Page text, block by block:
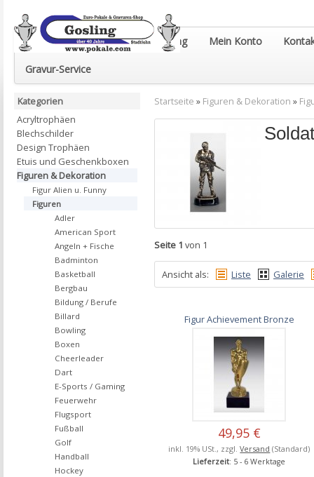
Euro-Pokale & Gravur-Shop Gosling Mein Konto
Gravur-Service
Startseite » Figuren & Dekoration »
Soldat
Seite 1 von 1
Ansicht als: Liste Galerie
Figur Achievement Bronze
49,95 €
inkl. 19% USt., zzgl.Versand (Standard)
Lieferzeit: 5 - 6 Werktage
Kategorien
Acryltrophäen
Blechschilder
Design Trophäen
Etuis und Geschenkboxen
Figuren & Dekoration
Figur Alien u. Funny
Figuren
Adler
American Sport
Angeln + Fische
Badminton
Basketball
Bergbau
Bildung / Berufe
Billard
Bowling
Boxen
Cheerleader
Dart
E-Sports / Gaming
Feuerwehr
Flugsport
Fußball
Golf
Handball
Hockey